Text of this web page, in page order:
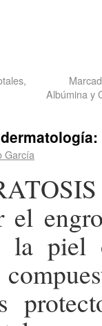
Albúmina y
García
el
la piel